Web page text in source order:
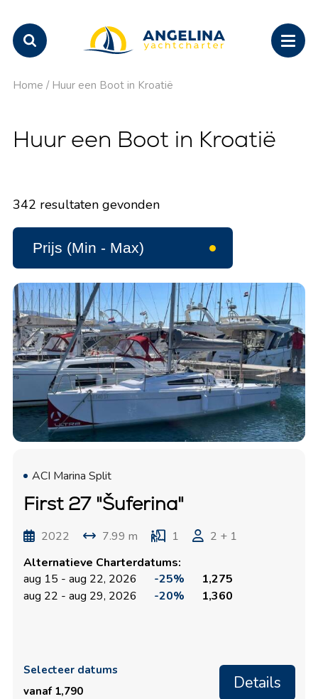
Home / Huur een Boot in Kroatië
Huur een Boot in Kroatië
342 resultaten gevonden
ACI Marina Split
First 27 "Šuferina"
2022 7.99 m 1
2 + 1
Alternatieve Charterdatums:
aug 15 - aug 22, 2026
-25%
1,275
aug 22 - aug 29, 2026
-20% 1,360
Selecteer datums
vanaf 1,790
Details